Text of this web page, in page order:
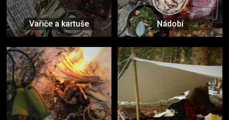
Vařiče a kartuše Nádobí